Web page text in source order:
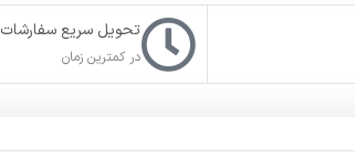
تحویل سریع سفارشات
در کمترین زمان